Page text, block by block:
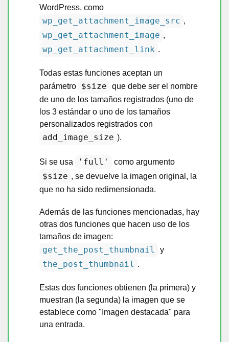
WordPress, como
wp_get_attachment_image_src ,
wp_get_attachment_image ,
wp_get_attachment_link .
Todas estas funciones aceptan un
parámetro
$size
que debe ser el nombre
de uno de los tamaños registrados (uno de
los 3 estándar o uno de los tamaños
personalizados registrados con
add_image_size ).
Si se usa 'full' como argumento
$size , se devuelve la imagen original, la
que no ha sido redimensionada.
Además de las funciones mencionadas, hay
otras dos funciones que hacen uso de los
tamaños de imagen:
get_the_post_thumbnail y
the_post_thumbnail .
Estas dos funciones obtienen (la primera) y
muestran (la segunda) la imagen que se
establece como "Imagen destacada" para
una entrada.